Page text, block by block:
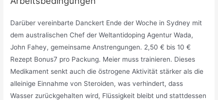
Darüber vereinbarte Danckert Ende der Woche in Sydney mit
dem australischen Chef der Weltantidoping Agentur Wada,
John Fahey, gemeinsame Anstrengungen. 2,50 € bis 10 €
Rezept Bonus7 pro Packung. Meier muss trainieren. Dieses
Medikament senkt auch die östrogene Aktivität stärker als die
alleinige Einnahme von Steroiden, was verhindert, dass
Wasser zurückgehalten wird, Flüssigkeit bleibt und stattdessen